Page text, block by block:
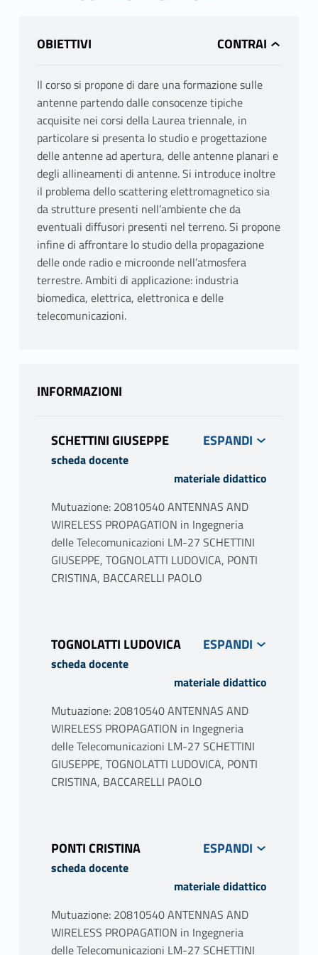
OBIETTIVI
Il corso si propone di dare una formazione sulle
antenne partendo dalle consocenze tipiche
acquisite nei corsi della Laurea triennale, in
particolare si presenta lo studio e progettazione
delle antenne ad apertura, delle antenne planari e
degli allineamenti di antenne. Si introduce inoltre
il problema dello scattering elettromagnetico sia
da strutture presenti nell’ambiente che da
eventuali diffusori presenti nel terreno. Si propone
infine di affrontare lo studio della propagazione
delle onde radio e microonde nell’atmosfera
terrestre. Ambiti di applicazione: industria
biomedica, elettrica, elettronica e delle
telecomunicazioni.
INFORMAZIONI
SCHETTINI GIUSEPPE
scheda docente
materiale didattico
Mutuazione: 20810540 ANTENNAS AND
WIRELESS PROPAGATION in Ingegneria
delle Telecomunicazioni LM-27 SCHETTINI
GIUSEPPE, TOGNOLATTI LUDOVICA, PONTI
CRISTINA, BACCARELLI PAOLO
Fondamenti della radiazione
elettromagnetica e parametri di un’antenna.
Radiazione da dipolo corto. Radiazione da un
loop di corrente. Radiazione da una
distribuzione arbitraria di corrente. Dipolo a
lambda mezzi. Impedenza d’antenna.
Antenna a dipolo ripiegato, a dipolo corto e a
monopolo. Antenne riceventi. Teorema di
reciprocità ed area efficace. Disadattamento
Introduzione agli array. Array
monodimensionali, broad-side, end-fire.
Array bidimensionali. Reti di alimentazione.
Array parassiti. Antenne in ricezione:
teorema di reciprocità ed area efficace,
TOGNOLATTI LUDOVICA
scheda docente
materiale didattico
Mutuazione: 20810540 ANTENNAS AND
WIRELESS PROPAGATION in Ingegneria
delle Telecomunicazioni LM-27 SCHETTINI
GIUSEPPE, TOGNOLATTI LUDOVICA, PONTI
CRISTINA, BACCARELLI PAOLO
PONTI CRISTINA
scheda docente
materiale didattico
Mutuazione: 20810540 ANTENNAS AND
WIRELESS PROPAGATION in Ingegneria
delle Telecomunicazioni LM-27 SCHETTINI